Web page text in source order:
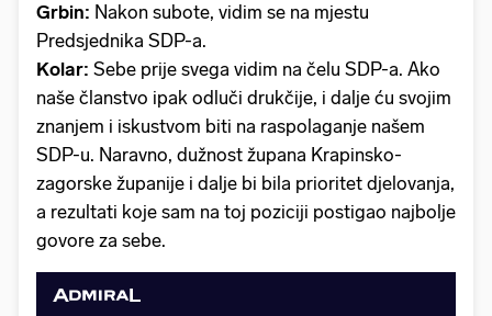
Grbin: Nakon subote, vidim se na mjestu
Predsjednika SDP-a.
Kolar: Sebe prije svega vidim na čelu SDP-a. Ako
naše članstvo ipak odluči drukčije, i dalje ću svojim
znanjem i iskustvom biti na raspolaganje našem
SDP-u. Naravno, dužnost župana Krapinsko-
zagorske županije i dalje bi bila prioritet djelovanja,
a rezultati koje sam na toj poziciji postigao najbolje
govore za sebe.